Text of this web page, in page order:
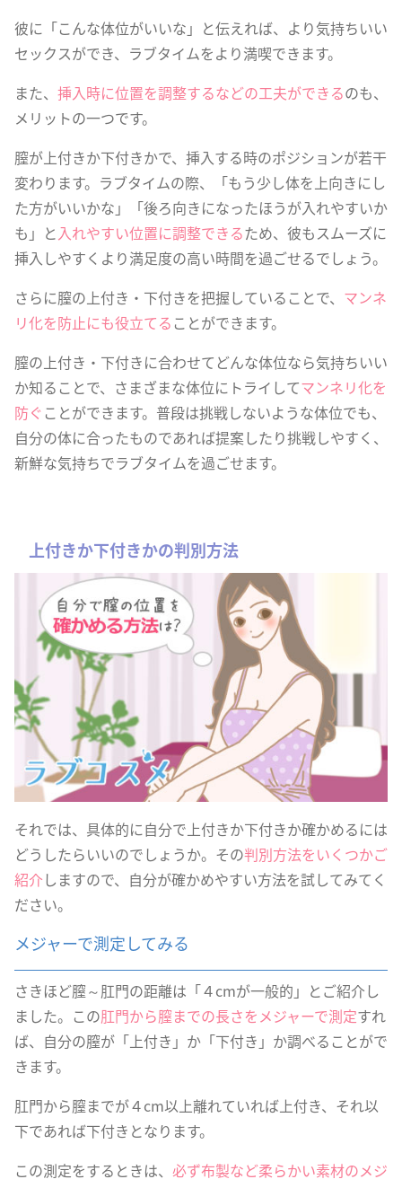
彼に「こんな体位がいいな」と伝えれば、より気持ちいい
セックスができ、ラブタイムをより満喫できます。
また、 挿入時に位置を調整するなどの工夫ができるのも、
メリットの一つです。
膣が上付きか下付きかで、挿入する時のポジションが若干
変わります。ラブタイムの際、「もう少し体を上向きにし
た方がいいかな」「後ろ向きになったほうが入れやすいか
も」と入れやすい位置に調整できるため、彼もスムーズに
挿入しやすくより満足度の高い時間を過ごせるでしょう。
さらに膣の上付き・下付きを把握していることで、 マンネ
リ化を防止にも役立てることができます。
膣の上付き・下付きに合わせてどんな体位なら気持ちいい
か知ることで、さまざまな体位にトライしてマンネリ化を
防ぐことができます。普段は挑戦しないような体位でも、
自分の体に合ったものであれば提案したり挑戦しやすく、
新鮮な気持ちでラブタイムを過ごせます。
上付きか下付きかの判別方法
それでは、具体的に自分で上付きか下付きか確かめるには
どうしたらいいのでしょうか。その判別方法をいくつかご
紹介しますので、自分が確かめやすい方法を試してみてく
ださい。
メジャーで測定してみる
さきほど膣～肛門の距離は「４cmが一般的」とご紹介し
ました。この肛門から膣までの長さをメジャーで測定すれ
ば、自分の膣が「上付き」か「下付き」か調べることがで
きます。
肛門から膣までが４cm以上離れていれば上付き、それ以
下であれば下付きとなります。
この測定をするときは、 必ず布製など柔らかい素材のメジ